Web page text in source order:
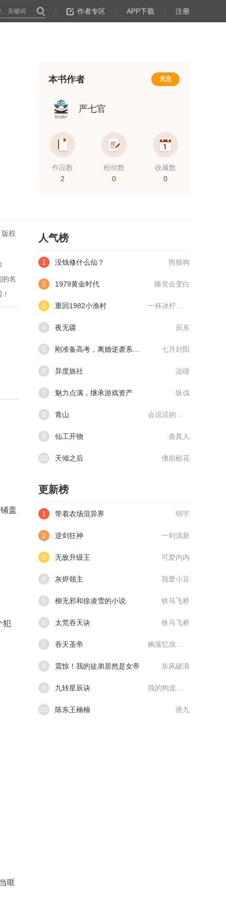
作者专区 APP下载 注册
本书作者 关注
严七官
作品数
2
粉丝数
0
收藏数
0
权
名
盖
犯
哐
人气榜
1 没钱修什么仙？ 熊狼狗
2 1979黄金时代 睡觉会变白
3 重回1982小渔村
4 夜无疆 辰东
5 七月封阳
6 异度旅社 远瞳
7 魅力点满，继承游戏资产 纵伐
8 青山
9 仙工开物 蛊真人
10 天倾之后 佛前献花
更新榜
1 带着农场混异界 明宇
2 逆剑狂神 一剑清新
3 无敌升级王 可爱内内
4 灰烬领主 我爱小豆
5 柳无邪和徐凌雪的小说 铁马飞桥
6 太荒吞天诀 铁马飞桥
7 吞天圣帝
8 震惊！我的徒弟居然是女帝 东风破浪
9 九转星辰诀
10 陈东王楠楠 唐九